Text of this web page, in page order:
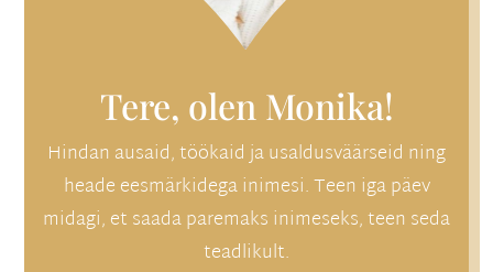
Tere, olen Monika!
Hindan ausaid, töökaid ja usaldusväärseid ning
heade eesmärkidega inimesi. Teen iga päev
midagi, et saada paremaks inimeseks, teen seda
teadlikult.